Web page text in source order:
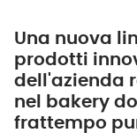
Una nuova
prodotti
dell'azienda
nel bakery
frattempo